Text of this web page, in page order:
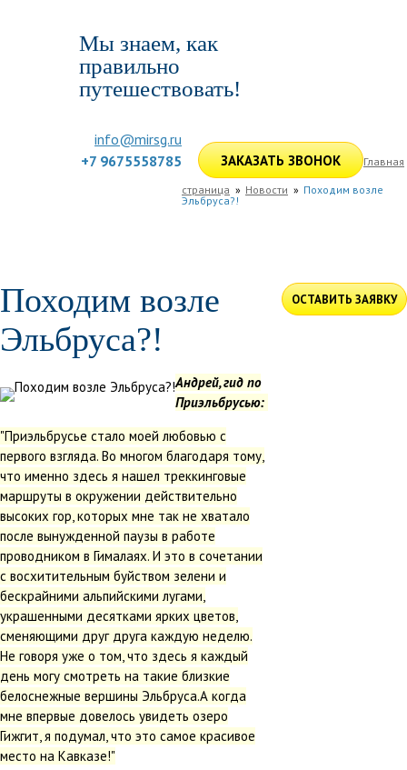
Мы знаем, как
правильно
путешествовать!
info@mirsg.ru
+7 9675558785
ЗАКАЗАТЬ ЗВОНОК
ОСТАВИТЬ ЗАЯВКУ
Главная
страница Новости
Походим возле
Эльбруса?!
Походим возле
Эльбруса?!
Андрей, гид по
Приэльбрусью:
"Приэльбрусье стало моей любовью с
первого взгляда. Во многом благодаря тому,
что именно здесь я нашел треккинговые
маршруты в окружении действительно
высоких гор, которых мне так не хватало
после вынужденной паузы в работе
проводником в Гималаях. И это в сочетании
с восхитительным буйством зелени и
бескрайними альпийскими лугами,
украшенными десятками ярких цветов,
сменяющими друг друга каждую неделю.
Не говоря уже о том, что здесь я каждый
день могу смотреть на такие близкие
белоснежные вершины Эльбруса.А когда
мне впервые довелось увидеть озеро
Гижгит, я подумал, что это самое красивое
место на Кавказе!"